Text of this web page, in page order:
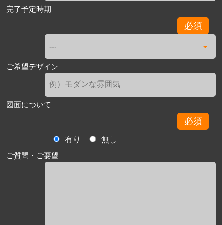
完了予定時期
必須
ご希望デザイン
図面について
必須
有り
無し
ご質問・ご要望